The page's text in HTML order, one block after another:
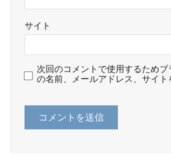
サイト
次回のコメントで使用するため
の名前、メールアドレス、サイト